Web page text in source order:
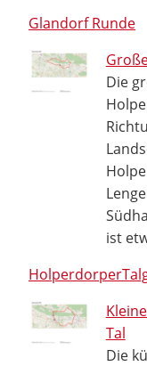
Glandorf Runde
Die
ist
Tal
Die